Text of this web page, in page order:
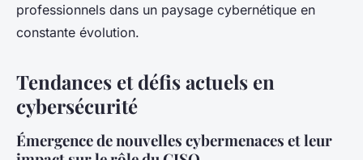
professionnels dans un paysage cybernétique en
constante évolution.
Tendances et défis actuels en
cybersécurité
Émergence de nouvelles cybermenaces et leur